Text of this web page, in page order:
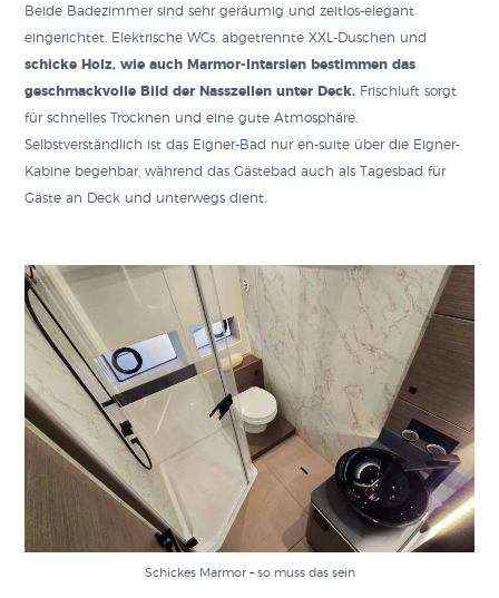
Beide Badezimmer sind sehr geräumig und zeitlos-elegant
eingerichtet. Elektrische WCs, abgetrennte XXL-Duschen und
schicke Holz, wie auch Marmor-Intarsien bestimmen das
geschmackvolle Bild der Nasszellen unter Deck. Frischluft sorgt
für schnelles Trocknen und eine gute Atmosphäre.
Selbstverständlich ist das Eigner-Bad nur en-suite über die Eigner-
Kabine begehbar, während das Gästebad auch als Tagesbad für
Gäste an Deck und unterwegs dient.
Schickes Marmor – so muss das sein